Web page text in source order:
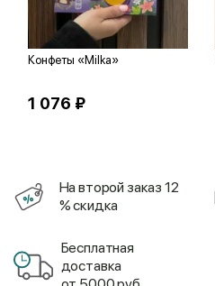
Конфеты «Milka»
1 076 ₽
На второй заказ 12
% скидка
Бесплатная
доставка